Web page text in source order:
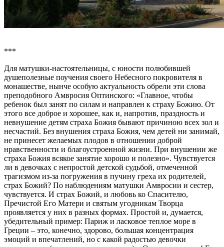
***
Для матушки-настоятельницы, с юности полюбившей
душеполезные поучения своего Небесного покровителя в
монашестве, нынче особую актуальность обрели эти слова
преподобного Амвросия Оптинского: «Главное, чтобы
ребенок был занят по силам и направлен к страху Божию. От
этого все доброе и хорошее, как и, напротив, праздность и
невнушение детям страха Божия бывают причиною всех зол и
несчастий. Без внушения страха Божия, чем детей ни занимай,
не принесет желаемых плодов в отношении доброй
нравственности и благоустроенной жизни. При внушении же
страха Божия всякое занятие хорошо и полезно». Чувствуется
ли в девочках с непростой детской судьбой, отмеченной
трагизмом из-за погружения в пучину греха их родителей,
страх Божий? По наблюдениям матушки Амвросии и сестер,
чувствуется. И страх Божий, и любовь ко Спасителю,
Пречистой Его Матери и святым угодникам Творца
проявляется у них в разных формах. Простой и, думается,
убедительный пример: Париж и ласковое теплое море в
Греции – это, конечно, здорово, большая концентрация
эмоций и впечатлений, но с какой радостью девочки